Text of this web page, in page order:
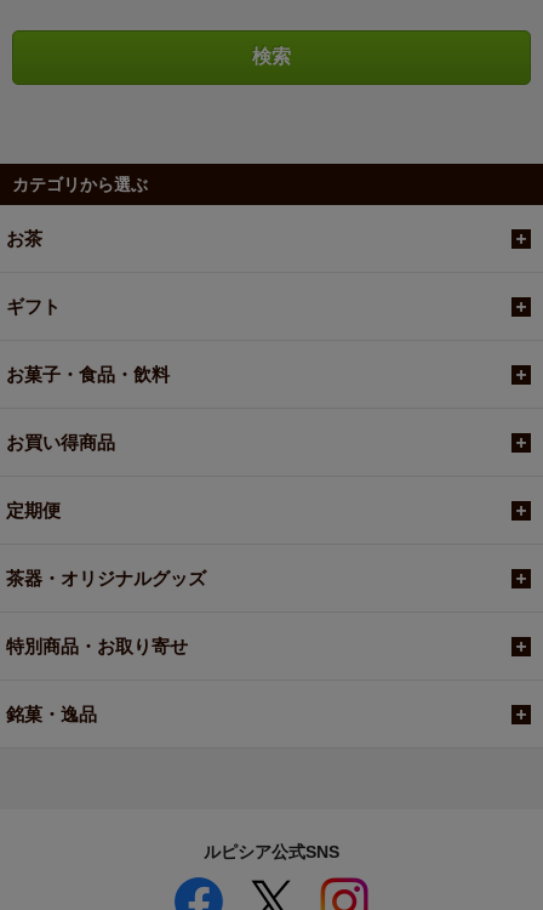
カテゴリから選ぶ
お茶
ギフト
お菓子・食品・飲料
お買い得商品
定期便
茶器・オリジナルグッズ
特別商品・お取り寄せ
銘菓・逸品
ルピシア公式SNS